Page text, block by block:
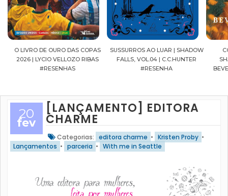
O LIVRO DE OURO DAS COPAS
2026 | LYCIO VELLOZO RIBAS
#RESENHAS
SUSSURROS AO LUAR | SHADOW
FALLS, VOL.04 | C.C.HUNTER
#RESENHA
20
fev
[LANÇAMENTO] EDITORA
CHARME
Categorias: editora charme • Kristen Proby •
Lançamentos • parceria • With me in Seattle